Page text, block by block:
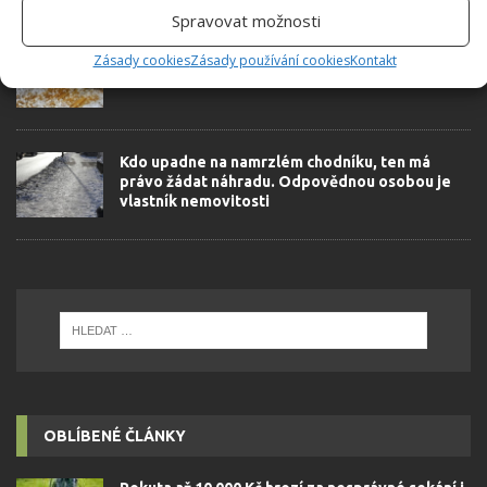
Spravovat možnosti
Zásady cookiesZásady používání cookiesKontakt
Kuchyňské prkénko efektivně vyčistíte díky
jednoduché metodě
Kdo upadne na namrzlém chodníku, ten má
právo žádat náhradu. Odpovědnou osobou je
vlastník nemovitosti
OBLÍBENÉ ČLÁNKY